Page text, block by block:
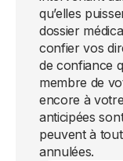
qu’elles
dossier
confier vos
de confiance
membre de
encore à
anticipées
peuvent à
annulées.